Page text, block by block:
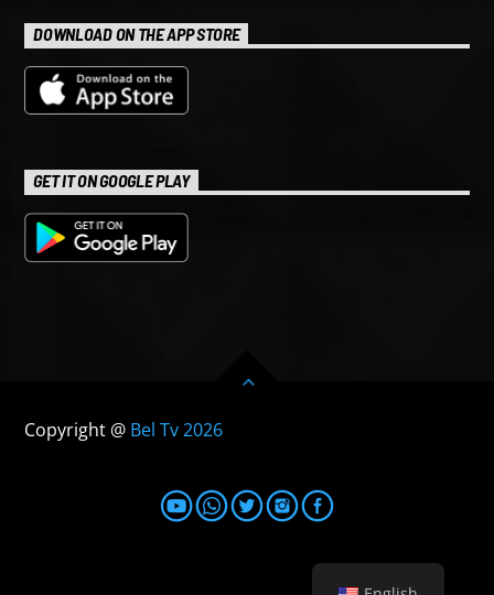
DOWNLOAD ON THE APP STORE
GET IT ON GOOGLE PLAY
Copyright @ Bel Tv 2026